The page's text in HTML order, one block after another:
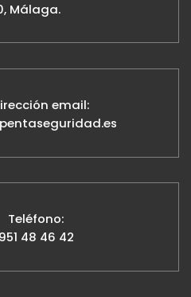
Málaga.
email:
Teléfono:
951 48 46 42